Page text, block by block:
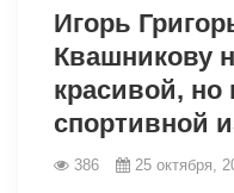
Игорь
Квашникову
красивой, но
спортивной
386 25 октября,